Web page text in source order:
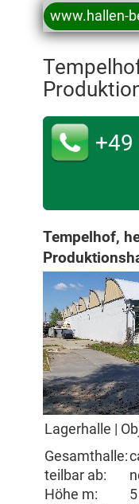
www.hallen-
Tempelhof,
Lagerhalle |
Gesamthalle:
teilbar ab:
Höhe m: